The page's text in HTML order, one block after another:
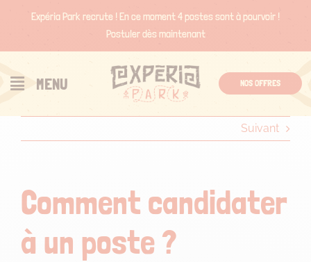
Expéria Park recrute ! En ce moment 4 postes sont à pourvoir !
Postuler dès maintenant
MENU NOS OFFRES
Suivant
Comment candidater
à un poste ?